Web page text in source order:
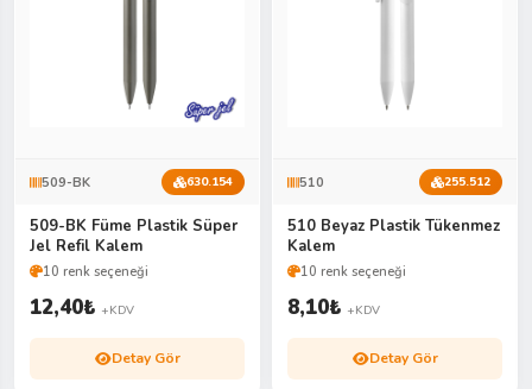
509-BK 630.154
509-BK Füme Plastik Süper
Jel Refil Kalem
10 renk seçeneği
12,40₺ +KDV
Detay Gör
510 255.512
510 Beyaz Plastik Tükenmez
Kalem
10 renk seçeneği
8,10₺ +KDV
Detay Gör